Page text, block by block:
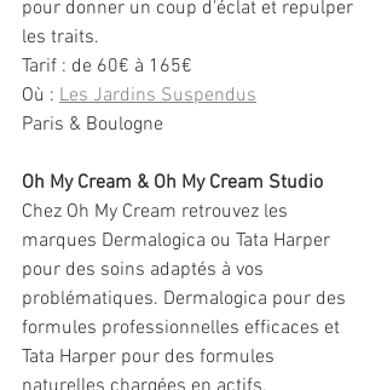
pour donner un coup d'éclat et repulper
les traits.
Tarif : de 60€ à 165€
Où : Les Jardins Suspendus
Paris & Boulogne
Oh My Cream & Oh My Cream Studio
Chez Oh My Cream retrouvez les
marques Dermalogica ou Tata Harper
pour des soins adaptés à vos
problématiques. Dermalogica pour des
formules professionnelles efficaces et
Tata Harper pour des formules